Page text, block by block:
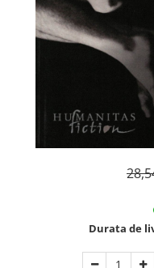
Stiinta
Durata de